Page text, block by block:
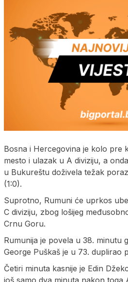
Bosna i Hercegovina je kolo pre
mesto i ulazak u A diviziju, a
u Bukureštu doživela težak
(1:0).
Suprotno, Rumuni će uprkos
C diviziju, zbog lošijeg
Crnu Goru.
Rumunija je povela u 38. minutu
George Puškaš je u 73. duplirao
Četiri minuta kasnije je Edin
još samo dva minuta nakon toga